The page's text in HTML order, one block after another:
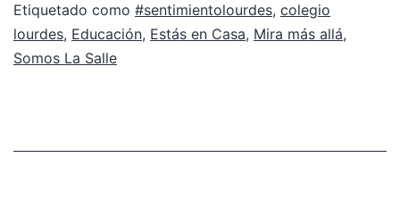
Etiquetado como #sentimientolourdes, colegio
lourdes, Educación, Estás en Casa, Mira más allá,
Somos La Salle